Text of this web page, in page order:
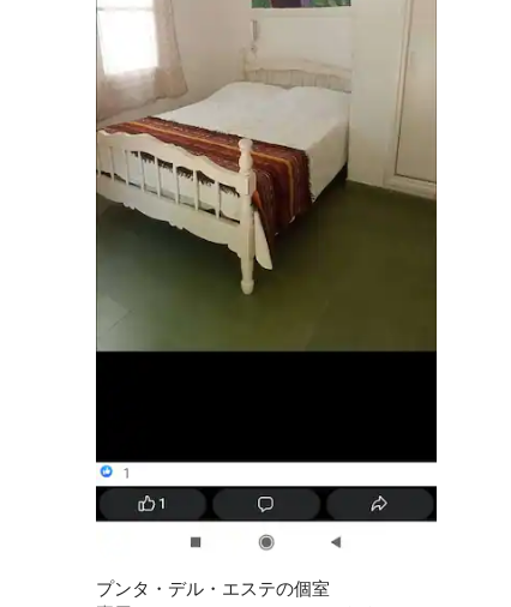
プンタ・デル・エステの個室